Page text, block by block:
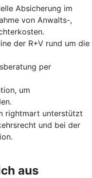
Absicherung im
von Anwalts-,
der R+V rund um die
per
um
rightmart unterstützt
und bei der
aus